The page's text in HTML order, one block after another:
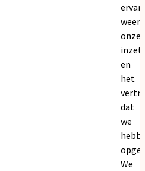
onze
inzet
en
het
dat
we
We